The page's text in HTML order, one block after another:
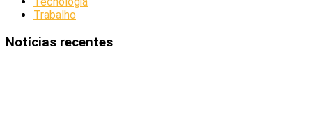
Trabalho
Notícias recentes